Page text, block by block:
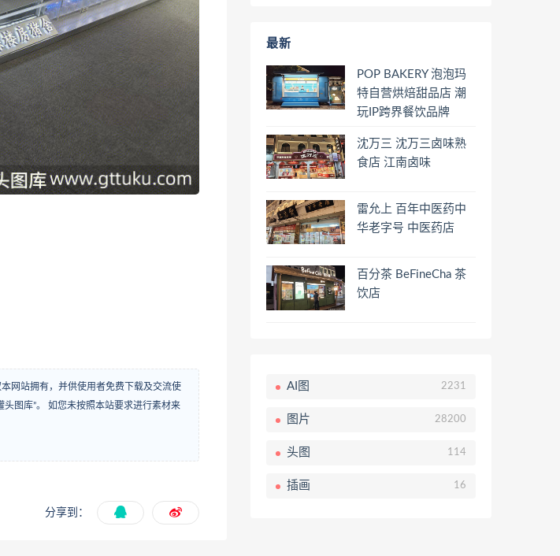
网站拥有，并供使用者免费下载及交流使
图库”。 如您未按照本站要求进行素材来
分享到：
最新
POP BAKERY 泡泡玛
特自营烘焙甜品店 潮
玩IP跨界餐饮品牌
沈万三 沈万三卤味熟
食店 江南卤味
雷允上 百年中医药中
华老字号 中医药店
百分茶 BeFineCha 茶
饮店
AI图 2231
图片 28200
头图 114
插画 16